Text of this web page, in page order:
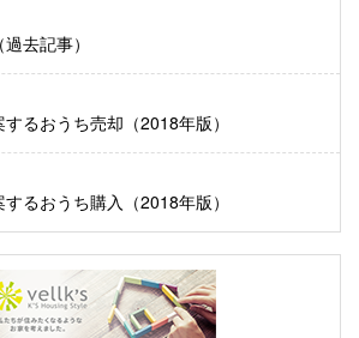
去記事）
るおうち売却（2018年版）
るおうち購入（2018年版）